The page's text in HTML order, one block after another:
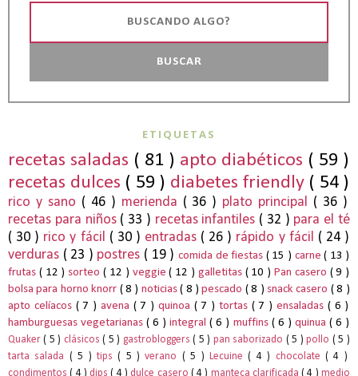
ETIQUETAS
recetas saladas ( 81 ) apto diabéticos ( 59 )
recetas dulces ( 59 ) diabetes friendly ( 54 )
rico y sano ( 46 ) merienda ( 36 ) plato principal ( 36 )
recetas para niños ( 33 ) recetas infantiles ( 32 ) para el té
( 30 ) rico y fácil ( 30 ) entradas ( 26 ) rápido y fácil ( 24 )
verduras ( 23 ) postres ( 19 ) comida de fiestas ( 15 ) carne( 13 )
frutas ( 12 ) sorteo( 12 ) veggie( 12 ) galletitas ( 10 ) Pan casero ( 9 )
bolsa para horno knorr ( 8 ) noticias( 8 )pescado ( 8 ) snack casero ( 8 )
apto celíacos ( 7 ) avena ( 7 ) quinoa ( 7 ) tortas ( 7 )ensaladas ( 6 )
hamburguesas vegetarianas( 6 )integral( 6 ) muffins ( 6 ) quinua ( 6 )
Quaker( 5 ) clásicos( 5 ) gastrobloggers( 5 ) pan saborizado ( 5 )pollo ( 5 )
tarta salada ( 5 )tips( 5 )verano ( 5 ) Lecuine( 4 ) chocolate ( 4 )
condimentos( 4 )dips( 4 )dulce casero ( 4 ) manteca clarificada( 4 )medio